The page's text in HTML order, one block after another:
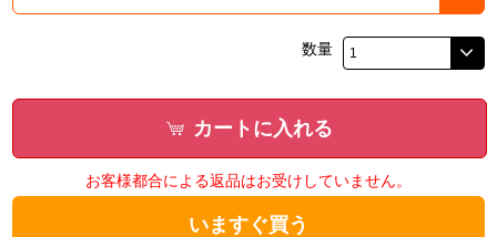
数量
カートに入れる
お客様都合による返品はお受けしていません。
いますぐ買う